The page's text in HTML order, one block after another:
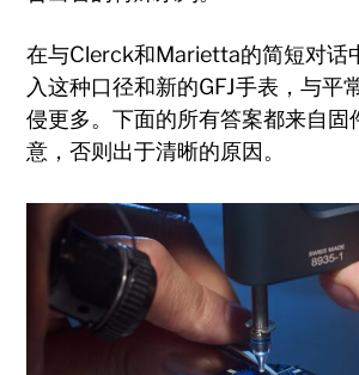
在与Clerck和Marietta的简短对话
入这种口径和新的GFJ手表，与平
侵更多。下面的所有答案都来自固
意，否则出于清晰的原因。